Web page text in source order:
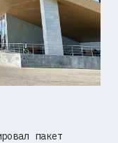
пакет